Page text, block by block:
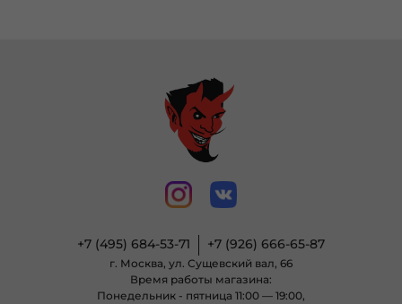
+7 (495) 684-53-71 +7 (926) 666-65-87
г. Москва, ул. Сущевский вал, 66
Время работы магазина:
Понедельник - пятница 11:00 — 19:00,